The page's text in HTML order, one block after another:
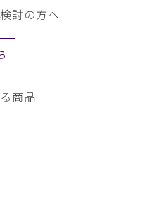
討の方へ
商品